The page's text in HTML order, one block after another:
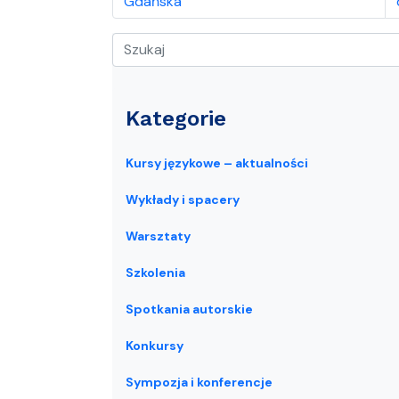
Kategorie
Kursy językowe – aktualności
Wykłady i spacery
Warsztaty
Szkolenia
Spotkania autorskie
Konkursy
Sympozja i konferencje